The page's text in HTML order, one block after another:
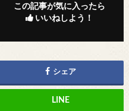
この記事が気に入ったら
いいねしよう！
シェア